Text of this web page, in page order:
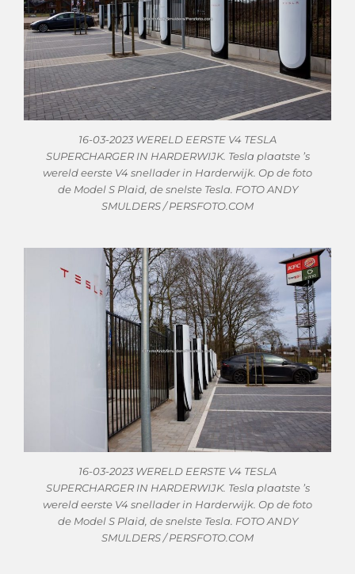
16-03-2023 WERELD EERSTE V4 TESLA
SUPERCHARGER IN HARDERWIJK. Tesla plaatste ’s
wereld eerste V4 snellader in Harderwijk. Op de foto
de Model S Plaid, de snelste Tesla. FOTO ANDY
SMULDERS / PERSFOTO.COM
16-03-2023 WERELD EERSTE V4 TESLA
SUPERCHARGER IN HARDERWIJK. Tesla plaatste ’s
wereld eerste V4 snellader in Harderwijk. Op de foto
de Model S Plaid, de snelste Tesla. FOTO ANDY
SMULDERS / PERSFOTO.COM